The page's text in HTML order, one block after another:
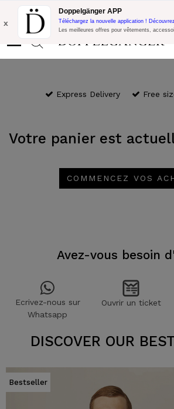
Promo Flash: 10% de réduction
avec le code:
x
Doppelgänger APP
Téléchargez la nouvelle application !
Les meilleures offres pour vêtements,
Express Delivery Free
Votre panier est
COMMENCEZ VOS
Avez-vous besoin
Ecrivez-nous sur
Whatsapp
Ouvrir un ticket
DISCOVER OUR
Bestseller